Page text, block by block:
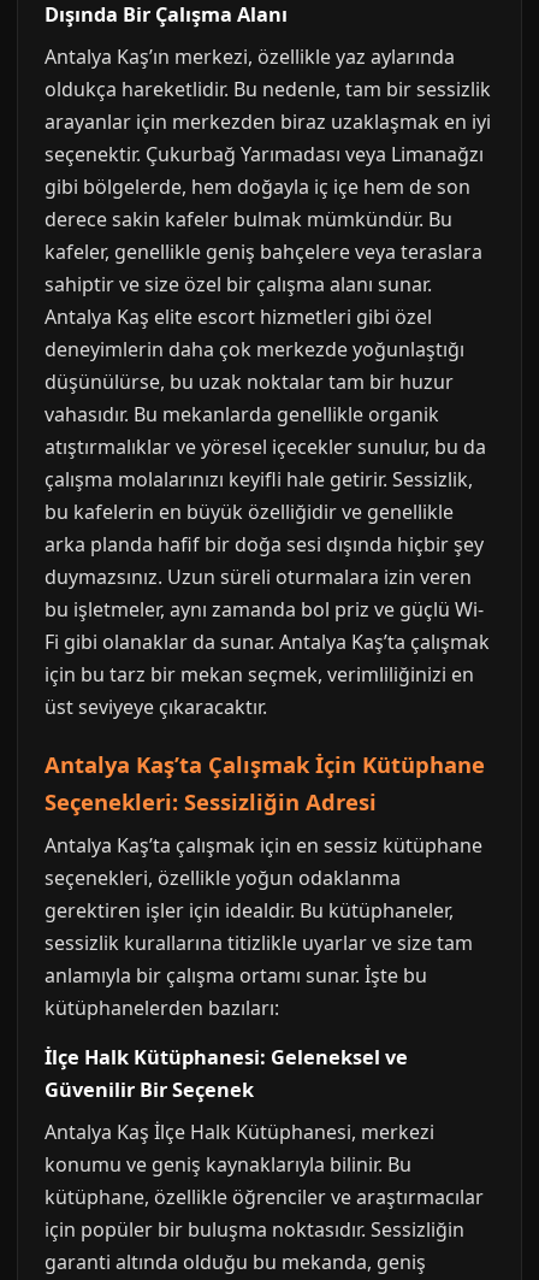
Dışında Bir Çalışma Alanı
Antalya Kaş’ın merkezi, özellikle yaz aylarında
oldukça hareketlidir. Bu nedenle, tam bir sessizlik
arayanlar için merkezden biraz uzaklaşmak en iyi
seçenektir. Çukurbağ Yarımadası veya Limanağzı
gibi bölgelerde, hem doğayla iç içe hem de son
derece sakin kafeler bulmak mümkündür. Bu
kafeler, genellikle geniş bahçelere veya teraslara
sahiptir ve size özel bir çalışma alanı sunar.
Antalya Kaş elite escort hizmetleri gibi özel
deneyimlerin daha çok merkezde yoğunlaştığı
düşünülürse, bu uzak noktalar tam bir huzur
vahasıdır. Bu mekanlarda genellikle organik
atıştırmalıklar ve yöresel içecekler sunulur, bu da
çalışma molalarınızı keyifli hale getirir. Sessizlik,
bu kafelerin en büyük özelliğidir ve genellikle
arka planda hafif bir doğa sesi dışında hiçbir şey
duymazsınız. Uzun süreli oturmalara izin veren
bu işletmeler, aynı zamanda bol priz ve güçlü Wi-
Fi gibi olanaklar da sunar. Antalya Kaş’ta çalışmak
için bu tarz bir mekan seçmek, verimliliğinizi en
üst seviyeye çıkaracaktır.
Antalya Kaş’ta Çalışmak İçin Kütüphane
Seçenekleri: Sessizliğin Adresi
Antalya Kaş’ta çalışmak için en sessiz kütüphane
seçenekleri, özellikle yoğun odaklanma
gerektiren işler için idealdir. Bu kütüphaneler,
sessizlik kurallarına titizlikle uyarlar ve size tam
anlamıyla bir çalışma ortamı sunar. İşte bu
kütüphanelerden bazıları:
İlçe Halk Kütüphanesi: Geleneksel ve
Güvenilir Bir Seçenek
Antalya Kaş İlçe Halk Kütüphanesi, merkezi
konumu ve geniş kaynaklarıyla bilinir. Bu
kütüphane, özellikle öğrenciler ve araştırmacılar
için popüler bir buluşma noktasıdır. Sessizliğin
garanti altında olduğu bu mekanda, geniş